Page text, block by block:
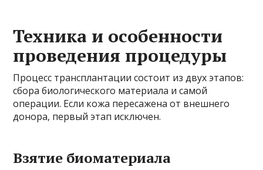
Техника и особенности
проведения процедуры
Процесс трансплантации состоит из двух этапов:
сбора биологического материала и самой
операции. Если кожа пересажена от внешнего
донора, первый этап исключен.
Взятие биоматериала